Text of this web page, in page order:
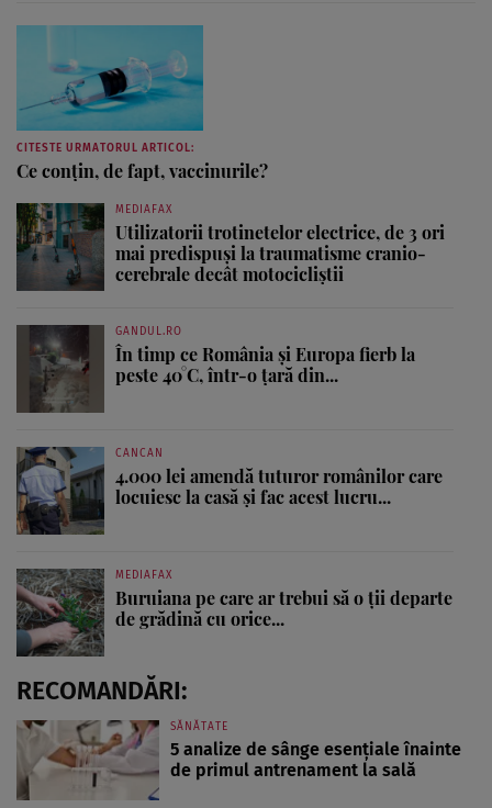
CITESTE URMATORUL ARTICOL:
Ce conţin, de fapt, vaccinurile?
MEDIAFAX
Utilizatorii trotinetelor electrice, de 3 ori
mai predispuși la traumatisme cranio-
cerebrale decât motocicliștii
GANDUL.RO
În timp ce România și Europa fierb la
peste 40°C, într-o țară din...
CANCAN
4.000 lei amendă tuturor românilor care
locuiesc la casă și fac acest lucru...
MEDIAFAX
Buruiana pe care ar trebui să o ții departe
de grădină cu orice...
RECOMANDĂRI:
SĂNĂTATE
5 analize de sânge esențiale înainte
de primul antrenament la sală